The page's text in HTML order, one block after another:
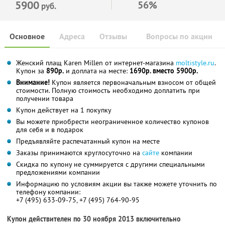
5900 руб. 56%
Основное Отзывы Вопросы по акции
Адреса
Женский плащ Karen Millen от интернет-магазина moltistyle.ru.
Купон за 890р. и доплата на месте: 1690р. вместо 5900р.
Внимание! Купон является первоначальным взносом от общей
стоимости. Полную стоимость необходимо доплатить при
получении товара
Купон действует на 1 покупку
Вы можете приобрести неограниченное количество купонов
для себя и в подарок
Предъявляйте распечатанный купон на месте
Заказы принимаются круглосуточно на сайте компании
Скидка по купону не суммируется с другими специальными
предложениями компании
Информацию по условиям акции вы также можете уточнить по
телефону компании:
+7 (495) 633-09-75, +7 (495) 764-90-95
Купон действителен по 30 ноября 2013 включительно